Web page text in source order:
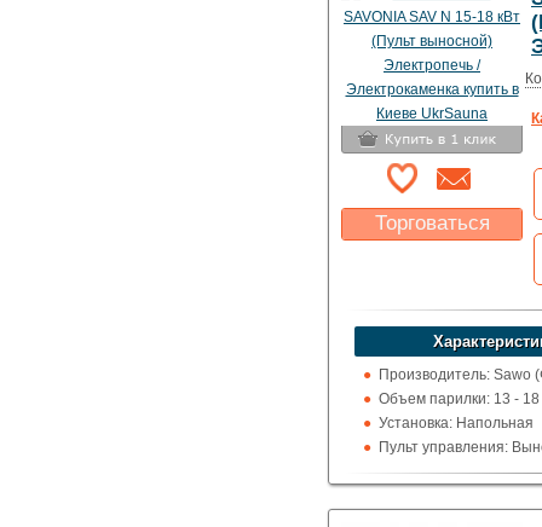
Торговаться
Указать цену
Производитель: Sawo
Объем парилки: 13 - 18
Установка: Напольная
Пульт управления:
100 град.)